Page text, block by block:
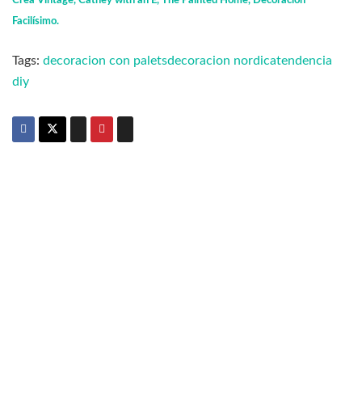
Facilísimo.
Tags: decoracion con paletsdecoracion nordicatendencia
diy